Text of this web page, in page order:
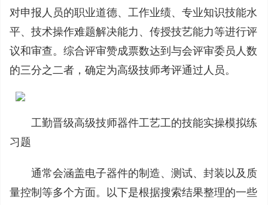
对申报人员的职业道德、工作业绩、专业知识技能水
平、技术操作难题解决能力、传授技艺能力等进行评
议和审查。综合评审赞成票数达到与会评审委员人数
的三分之二者，确定为高级技师考评通过人员。
工勤晋级高级技师器件工艺工的技能实操模拟练
习题
通常会涵盖电子器件的制造、‌测试、‌封装以及质
量控制等多个方面。‌以下是根据搜索结果整理的一些